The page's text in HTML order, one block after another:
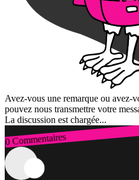
Avez-vous une remarque ou avez-
pouvez nous transmettre votre
La discussion est chargée...
0 Commentaires
Connexion